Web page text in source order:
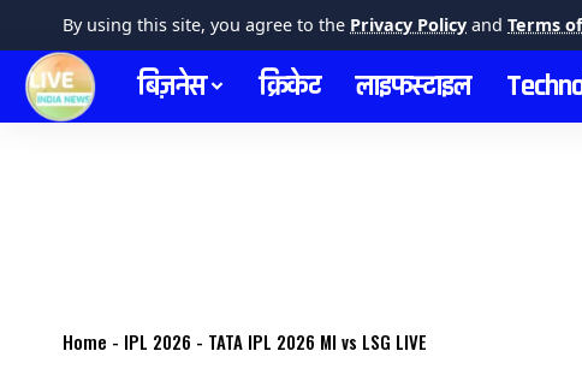
By using this site, you agree to the Privacy Policy and Terms
बिज़नेस क्रिकेट लाइफस्टाइल
Home - IPL 2026 - TATA IPL 2026 MI vs LSG LIVE